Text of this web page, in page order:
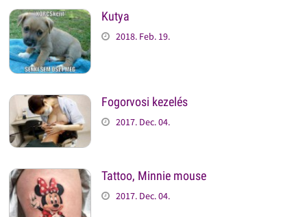
Kutya
2018. Feb. 19.
Fogorvosi kezelés
2017. Dec. 04.
Tattoo, Minnie mouse
2017. Dec. 04.